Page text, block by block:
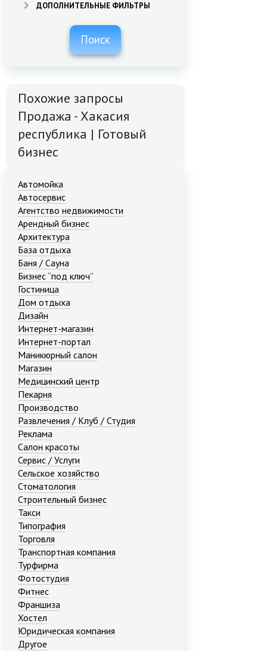
ДОПОЛНИТЕЛЬНЫЕ ФИЛЬТРЫ
Поиск
Похожие запросы
Продажа - Хакасия
республика | Готовый
бизнес
Автомойка
Автосервис
Агентство недвижимости
Арендный бизнес
Архитектура
База отдыха
Баня / Сауна
Бизнес “под ключ”
Гостиница
Дом отдыха
Дизайн
Интернет-магазин
Интернет-портал
Маникюрный салон
Магазин
Медицинский центр
Пекарня
Производство
Развлечения / Клуб / Студия
Реклама
Салон красоты
Сервис / Услуги
Сельское хозяйство
Стоматология
Строительный бизнес
Такси
Типография
Торговля
Транспортная компания
Турфирма
Фотостудия
Фитнес
Франшиза
Хостел
Юридическая компания
Другое